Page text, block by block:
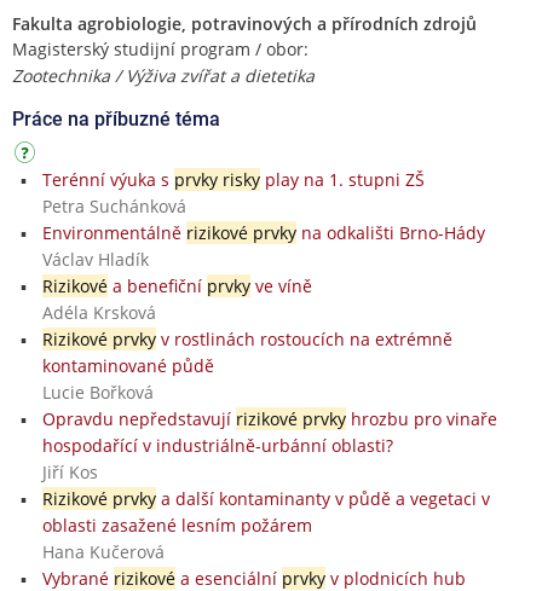
Fakulta agrobiologie, potravinových a přírodních zdrojů
Magisterský studijní program / obor:
Zootechnika / Výživa zvířat a dietetika
Práce na příbuzné téma
Terénní výuka s prvky riskyplay na 1. stupni ZŠ
Petra Suchánková
Environmentálně rizikové prvkyna odkališti Brno-Hády
Václav Hladík
Rizikovéa benefiční prvkyve víně
Adéla Krsková
Rizikové prvkyv rostlinách rostoucích na extrémně
kontaminované půdě
Lucie Bořková
Opravdu nepředstavují rizikové prvkyhrozbu pro vinaře
hospodařící v industriálně-urbánní oblasti?
Jiří Kos
Rizikové prvkya další kontaminanty v půdě a vegetaci v
oblasti zasažené lesním požárem
Hana Kučerová
Vybrané rizikovéa esenciální prvkyv plodnicích hub